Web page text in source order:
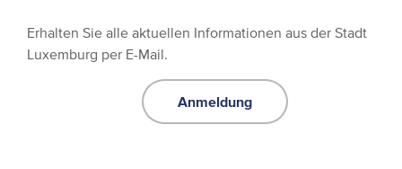
Erhalten Sie alle aktuellen Informationen aus der Stadt
Luxemburg per E-Mail.
Anmeldung